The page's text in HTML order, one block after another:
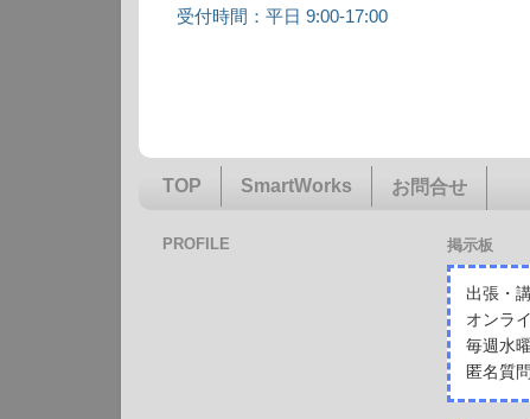
受付時間：平日 9:00-17:00
TOP SmartWorks お問合せ
掲示板
出張・
オンラ
毎週水
匿名質
PROFILE